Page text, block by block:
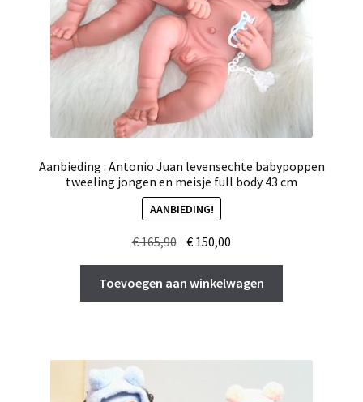
Aanbieding : Antonio Juan levensechte babypoppen
tweeling jongen en meisje full body 43 cm
AANBIEDING!
€165,90 Oorspronkelijke
prijs
was:
€ 165,90.
€ 150,00
prijs
is:
€ 150,00.
Toevoegen aan winkelwagen